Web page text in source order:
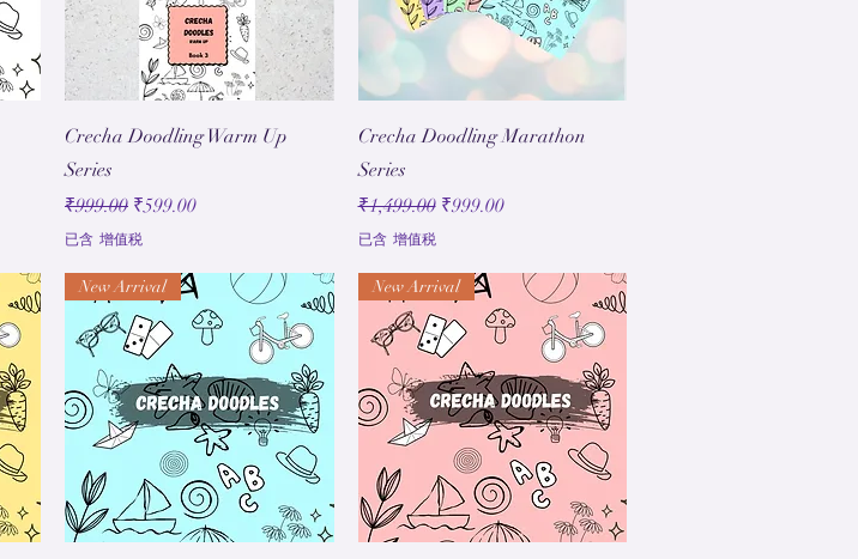
快速瀏覽
Crecha Doodling Warm Up
Series
一般價格
₹999.00 促銷價格
₹599.00
已含 增值税
快速瀏覽
Crecha Doodling Marathon
Series
一般價格
₹1,499.00 促銷價格
₹999.00
已含 增值税
New Arrival New Arrival